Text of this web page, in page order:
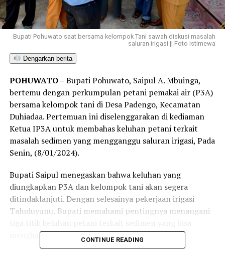
Bupati Pohuwato saat bersama kelompok Tani sawah diskusi masalah
saluran irigasi || Foto Istimewa
Dengarkan berita
POHUWATO– Bupati Pohuwato, Saipul A. Mbuinga,
bertemu dengan perkumpulan petani pemakai air (P3A)
bersama kelompok tani di Desa Padengo, Kecamatan
Duhiadaa. Pertemuan ini diselenggarakan di kediaman
Ketua IP3A untuk membahas keluhan petani terkait
masalah sedimen yang mengganggu saluran irigasi, Pada
Senin, (8/01/2024).
Bupati Saipul menegaskan bahwa keluhan yang
diungkapkan P3A dan kelompok tani akan segera
ditindaklanjuti. Dengan selesainya pekerjaan irigasi
Taluduyunu, Bupati memahami pentingnya menangani
menghambat aliran air ke lahan pertanian.
CONTINUE READING